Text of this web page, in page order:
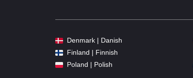
Denmark | Danish
Finland | Finnish
Poland | Polish